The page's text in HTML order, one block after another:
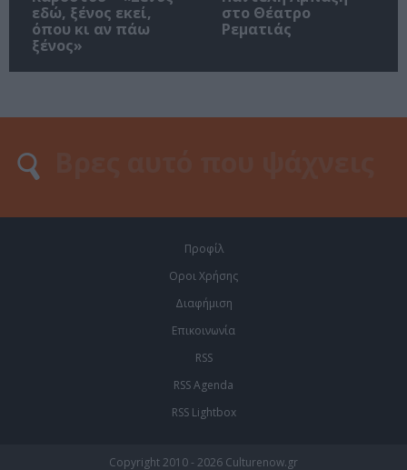
εδώ, ξένος εκεί,
όπου κι αν πάω
ξένος»
στο Θέατρο
Ρεματιάς
Προφίλ
Οροι Χρήσης
Διαφήμιση
Επικοινωνία
RSS
RSS Agenda
RSS Lightbox
Copyright 2010 - 2026 Culturenow.gr